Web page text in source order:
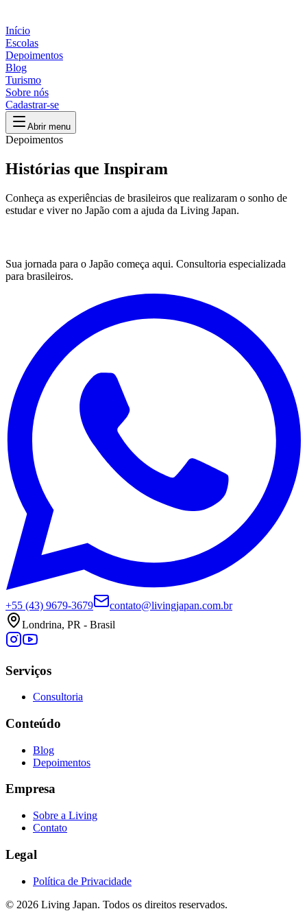
Início
Escolas
Depoimentos
Blog
Turismo
Sobre nós
Cadastrar-se
Abrir menu
Depoimentos
Histórias que Inspiram
Conheça as experiências de brasileiros que realizaram o sonho de
estudar e viver no Japão com a ajuda da Living Japan.
Sua jornada para o Japão começa aqui. Consultoria especializada
para brasileiros.
+55 (43) 9679-3679
contato@livingjapan.com.br
Londrina, PR - Brasil
Serviços
Consultoria
Conteúdo
Blog
Depoimentos
Empresa
Sobre a Living
Contato
Legal
Política de Privacidade
© 2026 Living Japan. Todos os direitos reservados.